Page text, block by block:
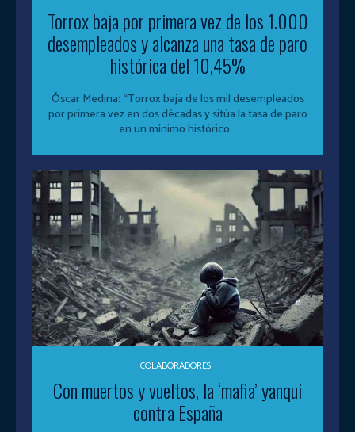
Torrox baja por primera vez de los 1.000
desempleados y alcanza una tasa de paro
histórica del 10,45%
Óscar Medina: “Torrox baja de los mil desempleados
por primera vez en dos décadas y sitúa la tasa de paro
en un mínimo histórico...
COLABORADORES
Con muertos y vueltos, la ‘mafia’ yanqui
contra España